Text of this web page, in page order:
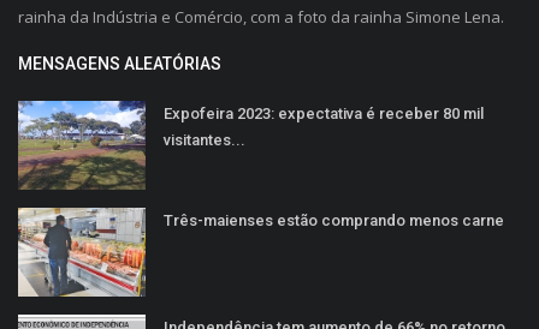
rainha da Indústria e Comércio, com a foto da rainha Simone Lena.
MENSAGENS ALEATÓRIAS
Expofeira 2023: expectativa é receber 80 mil
visitantes...
Três-maienses estão comprando menos carne